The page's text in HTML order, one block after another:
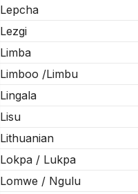
Lepcha
Lezgi
Limba
Limboo /Limbu
Lingala
Lisu
Lithuanian
Lokpa / Lukpa
Lomwe / Ngulu